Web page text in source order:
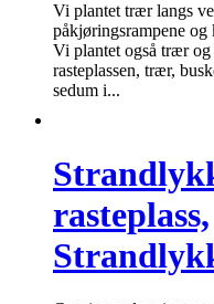
Vi plantet trær langs
påkjøringsrampene og
Vi plantet også trær og
rasteplassen, trær,
sedum i...
rasteplass,